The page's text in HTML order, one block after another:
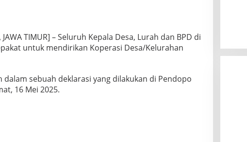
TIMUR] – Seluruh Kepala Desa, Lurah dan BPD di
untuk mendirikan Koperasi Desa/Kelurahan
dalam sebuah deklarasi yang dilakukan di Pendopo
16 Mei 2025.